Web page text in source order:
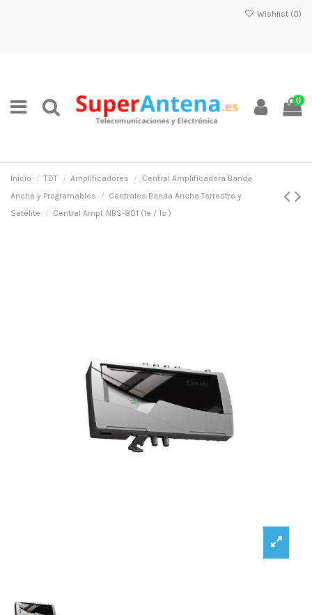
Wishlist (0)
0
Inicio TDT Amplificadores
Central Amplificadora Banda
Ancha y Programables
Centrales Banda Ancha Terrestre y
Satélite
Central Ampl. NBS-801 (1e / 1s )